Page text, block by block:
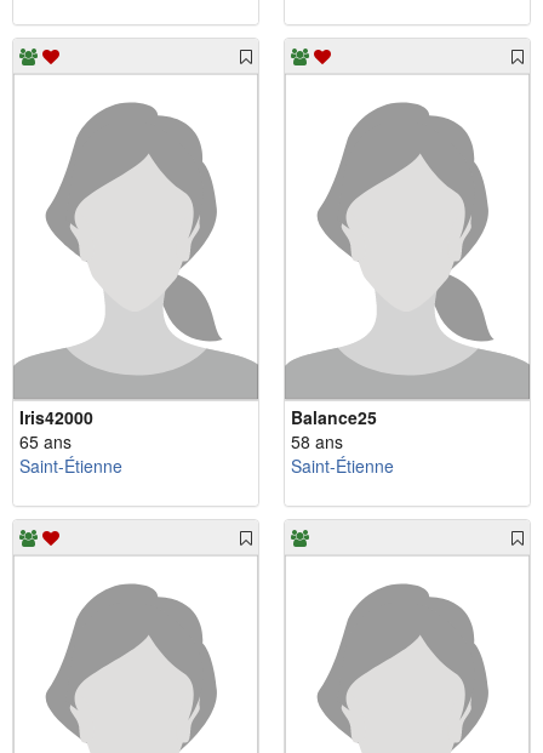
Iris42000
65 ans
Saint-Étienne
Balance25
58 ans
Saint-Étienne